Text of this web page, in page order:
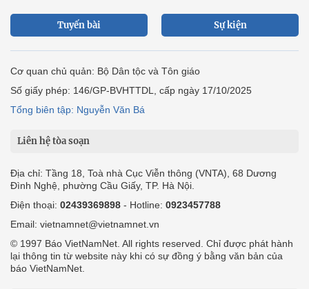
Tuyến bài Sự kiện
Cơ quan chủ quản: Bộ Dân tộc và Tôn giáo
Số giấy phép: 146/GP-BVHTTDL, cấp ngày 17/10/2025
Tổng biên tập: Nguyễn Văn Bá
Liên hệ tòa soạn
Địa chỉ: Tầng 18, Toà nhà Cục Viễn thông (VNTA), 68 Dương
Đình Nghệ, phường Cầu Giấy, TP. Hà Nội.
Điện thoại: 02439369898 - Hotline: 0923457788
Email: vietnamnet@vietnamnet.vn
© 1997 Báo VietNamNet. All rights reserved. Chỉ được phát hành
lại thông tin từ website này khi có sự đồng ý bằng văn bản của
báo VietNamNet.